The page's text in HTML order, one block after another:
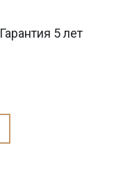
Гарантия 5 лет